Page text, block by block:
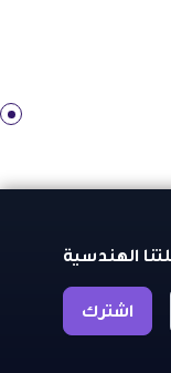
الهندسية